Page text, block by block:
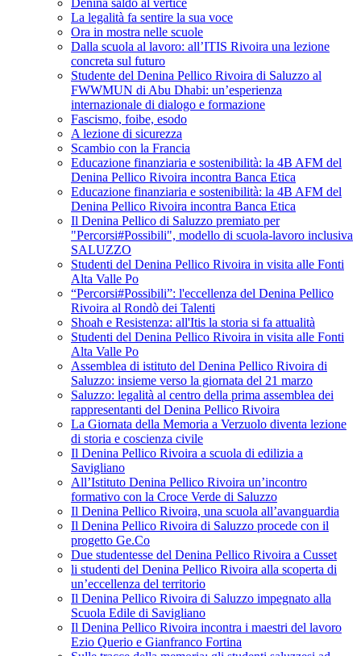
Denina saldo al vertice
La legalità fa sentire la sua voce
Ora in mostra nelle scuole
Dalla scuola al lavoro: all’ITIS Rivoira una lezione
concreta sul futuro
Studente del Denina Pellico Rivoira di Saluzzo al
FWWMUN di Abu Dhabi: un’esperienza
internazionale di dialogo e formazione
Fascismo, foibe, esodo
A lezione di sicurezza
Scambio con la Francia
Educazione finanziaria e sostenibilità: la 4B AFM del
Denina Pellico Rivoira incontra Banca Etica
Educazione finanziaria e sostenibilità: la 4B AFM del
Denina Pellico Rivoira incontra Banca Etica
Il Denina Pellico di Saluzzo premiato per
"Percorsi#Possibili", modello di scuola-lavoro inclusiva
SALUZZO
Studenti del Denina Pellico Rivoira in visita alle Fonti
Alta Valle Po
“Percorsi#Possibili”: l'eccellenza del Denina Pellico
Rivoira al Rondò dei Talenti
Shoah e Resistenza: all'Itis la storia si fa attualità
Studenti del Denina Pellico Rivoira in visita alle Fonti
Alta Valle Po
Assemblea di istituto del Denina Pellico Rivoira di
Saluzzo: insieme verso la giornata del 21 marzo
Saluzzo: legalità al centro della prima assemblea dei
rappresentanti del Denina Pellico Rivoira
La Giornata della Memoria a Verzuolo diventa lezione
di storia e coscienza civile
Il Denina Pellico Rivoira a scuola di edilizia a
Savigliano
All’Istituto Denina Pellico Rivoira un’incontro
formativo con la Croce Verde di Saluzzo
Il Denina Pellico Rivoira, una scuola all’avanguardia
Il Denina Pellico Rivoira di Saluzzo procede con il
progetto Ge.Co
Due studentesse del Denina Pellico Rivoira a Cusset
li studenti del Denina Pellico Rivoira alla scoperta di
un’eccellenza del territorio
Il Denina Pellico Rivoira di Saluzzo impegnato alla
Scuola Edile di Savigliano
Il Denina Pellico Rivoira incontra i maestri del lavoro
Ezio Querio e Gianfranco Fortina